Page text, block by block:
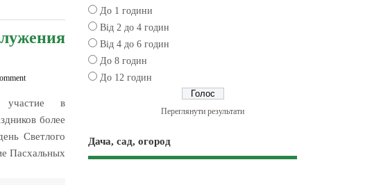
участие в
более
Светлого
Пасхальных
До 1 години
Від 2 до 4 годин
Від 4 до 6 годин
До 8 годин
До 12 годин
Переглянути результати
Дача, сад, огород